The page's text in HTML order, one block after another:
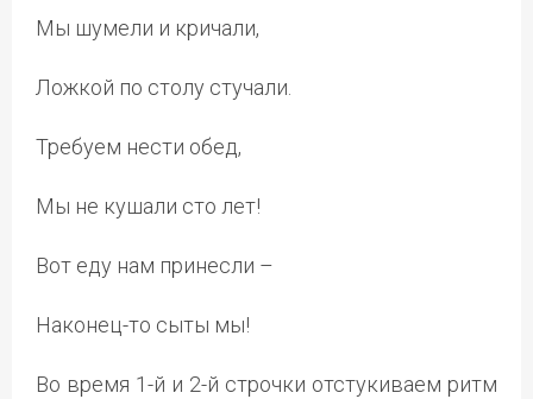
Мы шумели и кричали,
Ложкой по столу стучали.
Требуем нести обед,
Мы не кушали сто лет!
Вот еду нам принесли –
Наконец-то сыты мы!
Во время 1-й и 2-й строчки отстукиваем ритм